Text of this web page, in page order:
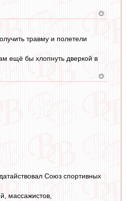
травму и полетели
ещё бы хлопнуть дверкой в
Союз спортивных
массажистов,